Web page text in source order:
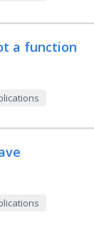
a function